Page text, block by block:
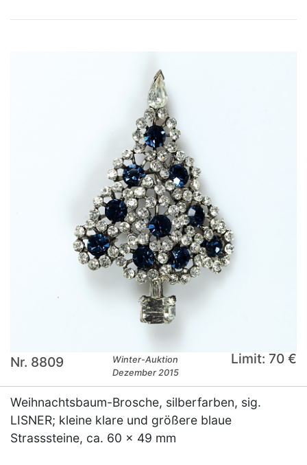
Nr. 8809
Winter-Auktion
Dezember 2015
Limit: 70 €
Weihnachtsbaum-Brosche, silberfarben, sig.
LISNER; kleine klare und größere blaue
Strasssteine, ca. 60 x 49 mm